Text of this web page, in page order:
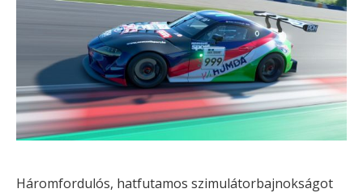
Háromfordulós, hatfutamos szimulátorbajnokságot